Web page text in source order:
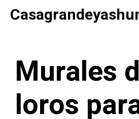
Saltar
Murales
loros